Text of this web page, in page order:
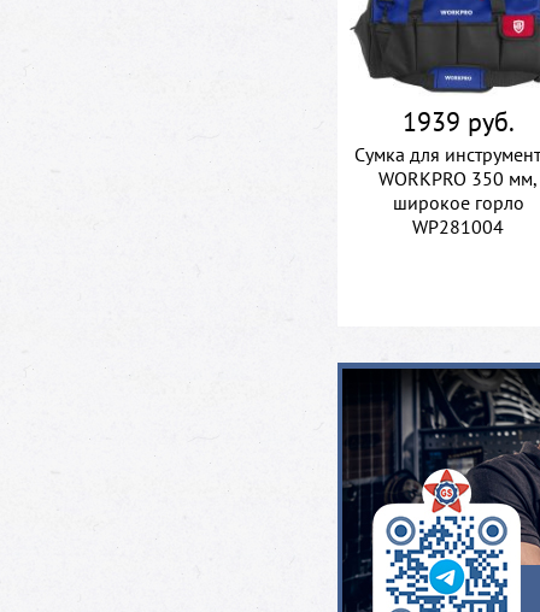
1939 руб.
Сумка для
WORKPRO 350 мм,
широкое горло
WP281004